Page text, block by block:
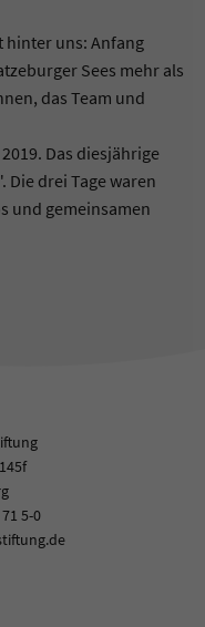
hinter uns: Anfang
Sees mehr als
das Team und
Das diesjährige
drei Tage waren
und gemeinsamen
5-0